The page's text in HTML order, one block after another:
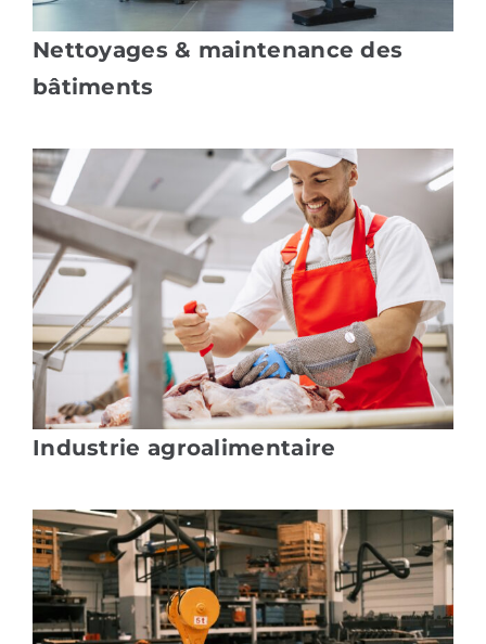
Nettoyages & maintenance des
bâtiments
Industrie agroalimentaire